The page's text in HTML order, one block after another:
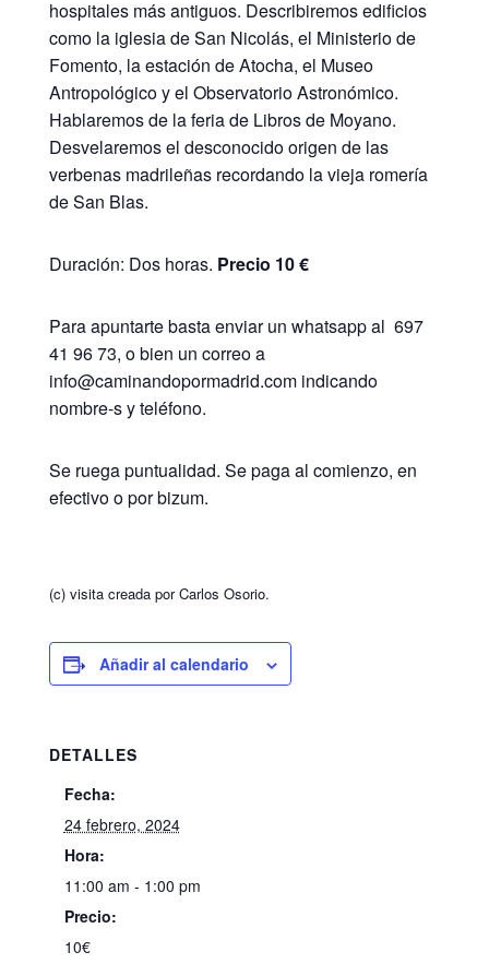
hospitales más antiguos. Describiremos edificios
como la iglesia de San Nicolás, el Ministerio de
Fomento, la estación de Atocha, el Museo
Antropológico y el Observatorio Astronómico.
Hablaremos de la feria de Libros de Moyano.
Desvelaremos el desconocido origen de las
verbenas madrileñas recordando la vieja romería
de San Blas.
Duración: Dos horas. Precio 10 €
Para apuntarte basta enviar un whatsapp al 697
41 96 73, o bien un correo a
info@caminandopormadrid.com indicando
nombre-s y teléfono.
Se ruega puntualidad. Se paga al comienzo, en
efectivo o por bizum.
(c) visita creada por Carlos Osorio.
Añadir al calendario
DETALLES
Fecha:
24 febrero, 2024
Hora:
11:00 am - 1:00 pm
Precio:
10€